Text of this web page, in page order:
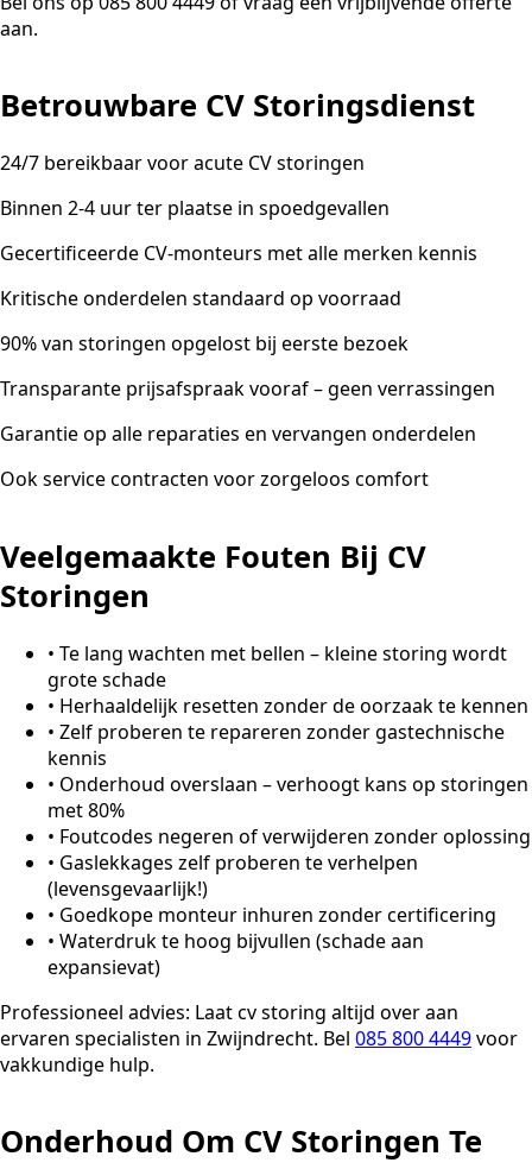
aan.
Betrouwbare CV Storingsdienst
24/7 bereikbaar voor acute CV storingen
Binnen 2-4 uur ter plaatse in spoedgevallen
Gecertificeerde CV-monteurs met alle merken kennis
Kritische onderdelen standaard op voorraad
90% van storingen opgelost bij eerste bezoek
Transparante prijsafspraak vooraf – geen verrassingen
Garantie op alle reparaties en vervangen onderdelen
Ook service contracten voor zorgeloos comfort
Veelgemaakte Fouten Bij CV
Storingen
• Te lang wachten met bellen – kleine storing wordt
grote schade
• Herhaaldelijk resetten zonder de oorzaak te kennen
• Zelf proberen te repareren zonder gastechnische
kennis
• Onderhoud overslaan – verhoogt kans op storingen
met 80%
• Foutcodes negeren of verwijderen zonder oplossing
• Gaslekkages zelf proberen te verhelpen
(levensgevaarlijk!)
• Goedkope monteur inhuren zonder certificering
• Waterdruk te hoog bijvullen (schade aan
expansievat)
Professioneel advies: Laat cv storing altijd over aan
ervaren specialisten in Zwijndrecht. Bel 085 800 4449voor
vakkundige hulp.
Onderhoud Om CV Storingen Te